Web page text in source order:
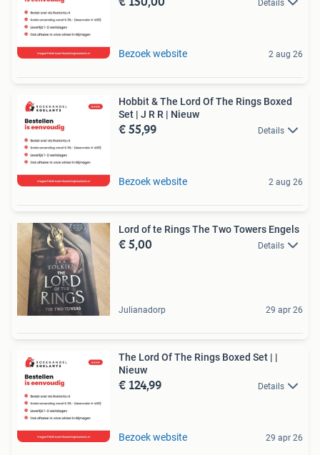
Details
Bezoek website 2 aug 26
Hobbit & The Lord Of The Rings Boxed
Set | J R R | Nieuw
€ 55,99 Details
Bezoek website 2 aug 26
Lord of te Rings The Two Towers Engels
€ 5,00 Details
Julianadorp 29 apr 26
The Lord Of The Rings Boxed Set | |
Nieuw
€ 124,99 Details
Bezoek website 29 apr 26